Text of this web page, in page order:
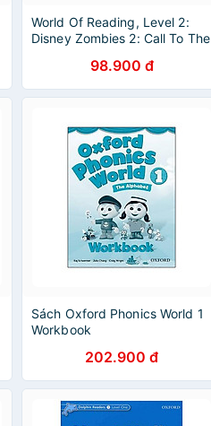
World Of Reading, Level 2:
Disney Zombies 2: Call To The
98.900 đ
Sách Oxford Phonics World 1
Workbook
202.900 đ